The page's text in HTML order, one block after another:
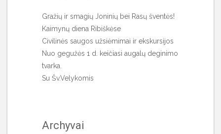
Gražių ir smagių Joninių bei Rasų šventės!
Kaimynų diena Ribiškėse
Civilinės saugos užsiėmimai ir ekskursijos
Nuo gegužės 1 d. keičiasi augalų deginimo
tvarka.
Su Šv.Velykomis
Archyvai